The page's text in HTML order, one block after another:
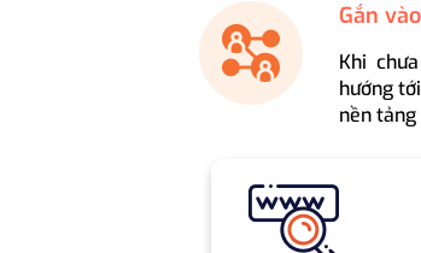
Gắn
Khi
hướng
nền tảng